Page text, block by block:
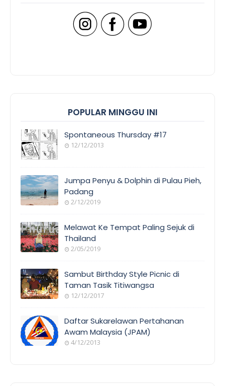
POPULAR MINGGU INI
Spontaneous Thursday #17
12/12/2013
Jumpa Penyu & Dolphin di Pulau Pieh,
Padang
2/12/2019
Melawat Ke Tempat Paling Sejuk di
Thailand
2/05/2019
Sambut Birthday Style Picnic di
Taman Tasik Titiwangsa
12/12/2017
Daftar Sukarelawan Pertahanan
Awam Malaysia (JPAM)
4/12/2013